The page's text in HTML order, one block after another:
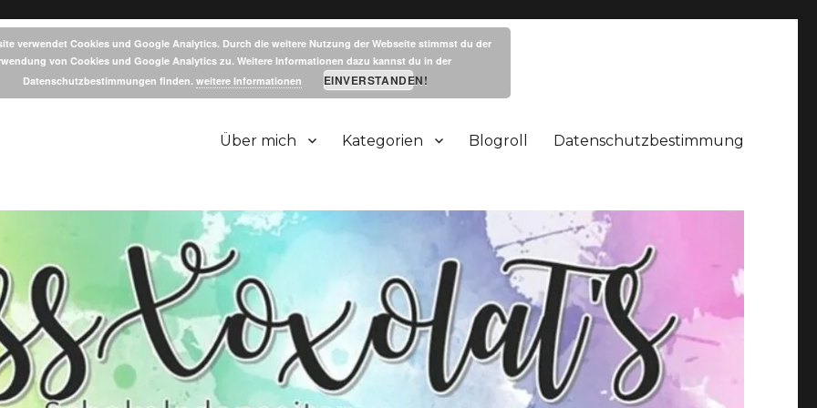
Über mich Kategorien Blogroll Datenschutzbestimmung
verwendet Cookies und Google Analytics. Durch die weitere Nutzung der Webseite stimmst du der
von Cookies und Google Analytics zu. Weitere Informationen dazu kannst du in der
Datenschutzbestimmungen finden. weitere Informationen EINVERSTANDEN!